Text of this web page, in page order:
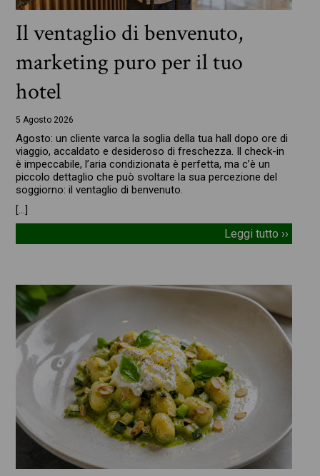
Il ventaglio di benvenuto,
marketing puro per il tuo
hotel
5 Agosto 2026
Agosto: un cliente varca la soglia della tua hall dopo ore di
viaggio, accaldato e desideroso di freschezza. Il check-in
è impeccabile, l’aria condizionata è perfetta, ma c’è un
piccolo dettaglio che può svoltare la sua percezione del
soggiorno: il ventaglio di benvenuto.
[…]
Leggi tutto ››